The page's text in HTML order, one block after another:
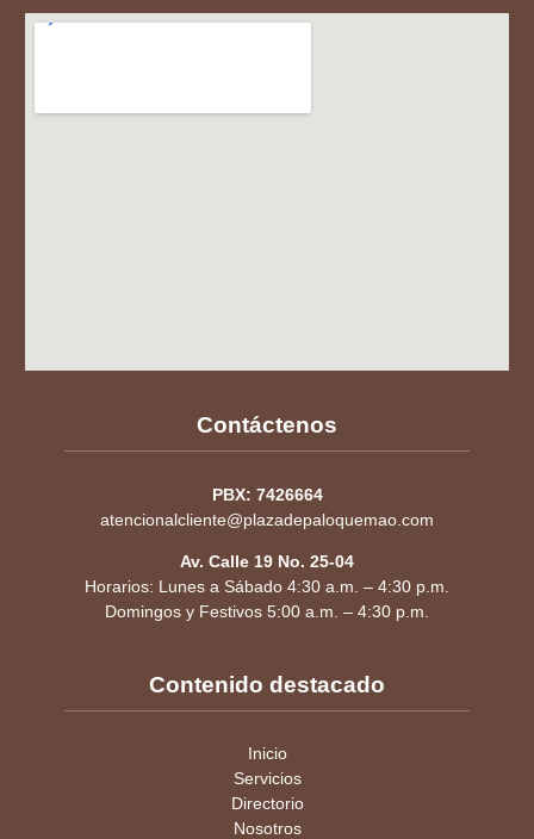
Contáctenos
PBX: 7426664
atencionalcliente@plazadepaloquemao.com
Av. Calle 19 No. 25-04
Horarios: Lunes a Sábado 4:30 a.m. – 4:30 p.m.
Domingos y Festivos 5:00 a.m. – 4:30 p.m.
Contenido destacado
Inicio
Servicios
Directorio
Nosotros